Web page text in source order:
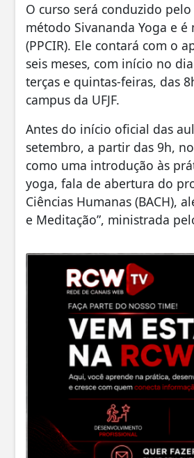
O curso será conduzido
método Sivananda Yoga e
(PPCIR). Ele contará com o
seis meses, com início no
terças e quintas-feiras, das
campus da UFJF.
Antes do início oficial das
setembro, a partir das 9h,
como uma introdução às
yoga, fala de abertura do
Ciências Humanas (BACH),
e Meditação”, ministrada